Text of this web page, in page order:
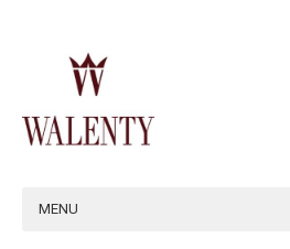
MENU